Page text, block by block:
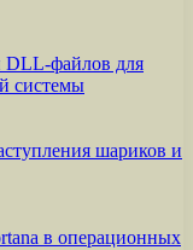
DLL-файлов для
системы
шариков и
в операционных